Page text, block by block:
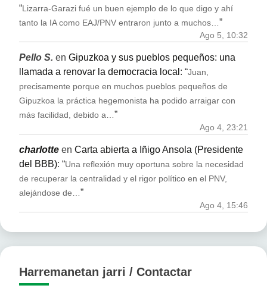
“Lizarra-Garazi fué un buen ejemplo de lo que digo y ahí
tanto la IA como EAJ/PNV entraron junto a muchos…”
Ago 5, 10:32
Pello S. en Gipuzkoa y sus pueblos pequeños: una
llamada a renovar la democracia local : “Juan,
precisamente porque en muchos pueblos pequeños de
Gipuzkoa la práctica hegemonista ha podido arraigar con
más facilidad, debido a… ”
Ago 4, 23:21
charlotte en Carta abierta a Iñigo Ansola (Presidente
del BBB): “Una reflexión muy oportuna sobre la necesidad
de recuperar la centralidad y el rigor político en el PNV,
alejándose de… ”
Ago 4, 15:46
Harremanetan jarri / Contactar